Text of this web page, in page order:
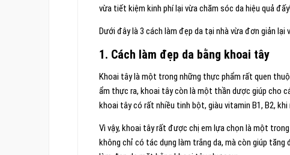
vừa tiết kiệm kinh phí lại vừa chăm sóc da hiệu quả đấy!
Dưới đây là 3 cách làm đẹp da tại nhà vừa đơn giản
1. Cách làm đẹp da bằng khoai tây
Khoai tây là một trong những thực phẩm rất quen
ẩm thực ra, khoai tây còn là một thần dược giúp cho
khoai tây có rất nhiều tinh bột, giàu vitamin B1, B2,
Vì vậy, khoai tây rất được chị em lựa chọn là một
không chỉ có tác dụng làm trắng da, mà còn giúp